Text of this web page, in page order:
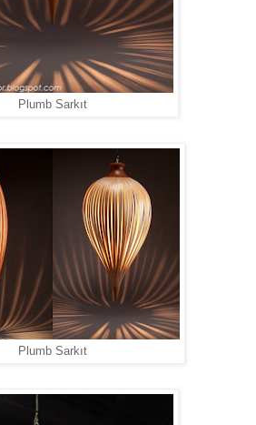
Plumb Sarkıt
Plumb Sarkıt